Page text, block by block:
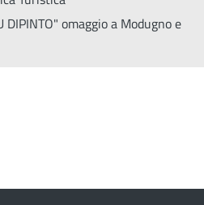
DIPINTO" omaggio a Modugno e